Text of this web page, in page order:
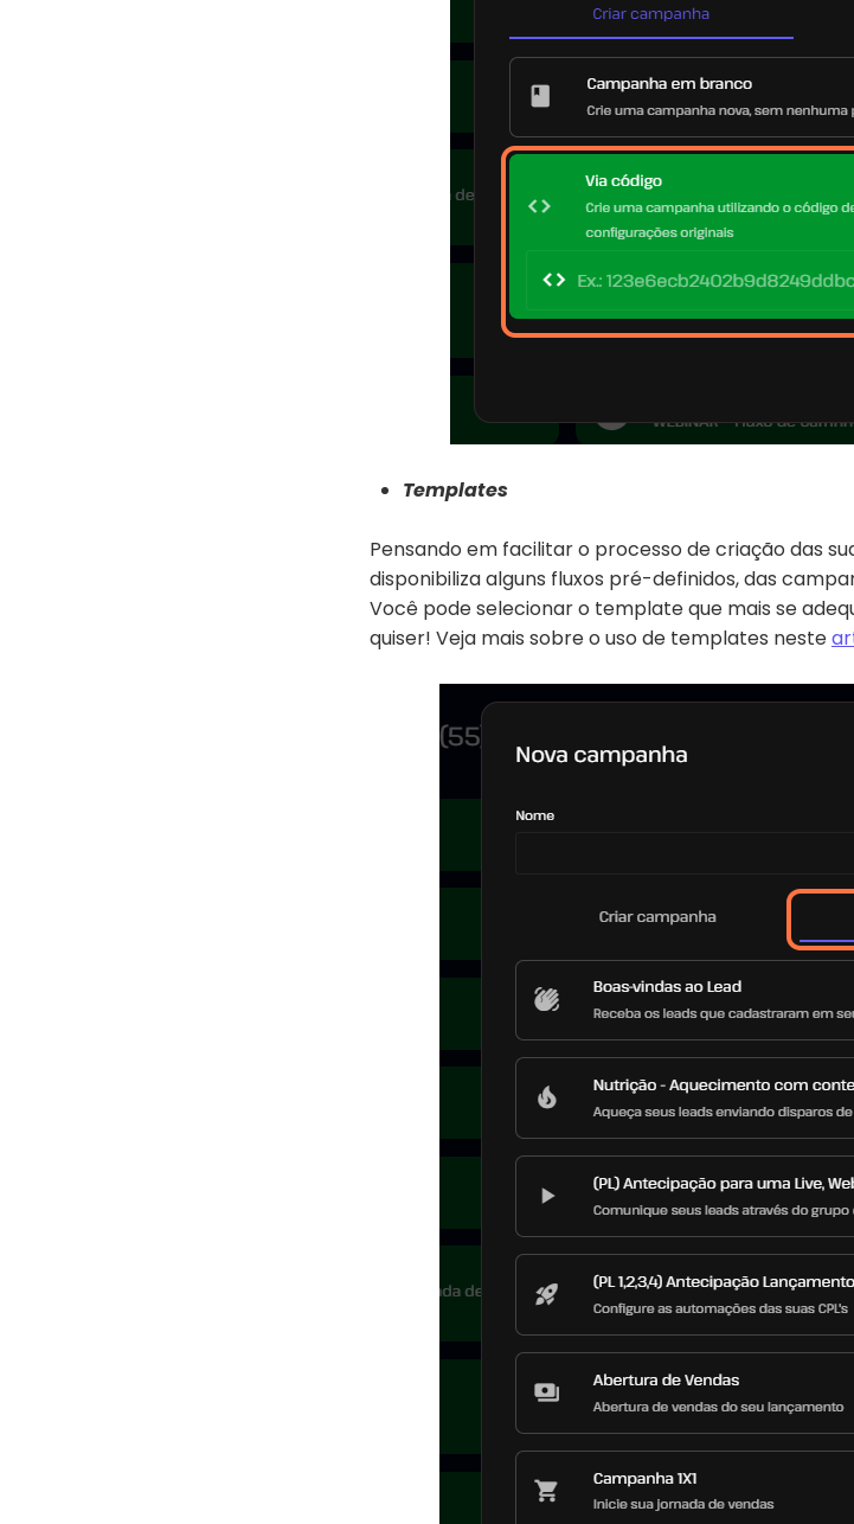
Templates
Pensando em facilitar o processo de criação das
disponibiliza alguns fluxos pré-definidos, das
Você pode selecionar o template que mais se
quiser! Veja mais sobre o uso de templates neste